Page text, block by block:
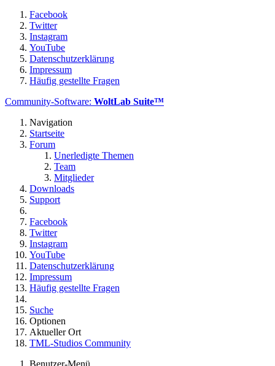
Facebook
Twitter
Instagram
YouTube
Datenschutzerklärung
Impressum
Häufig gestellte Fragen
Community-Software: WoltLab Suite™
Navigation
Startseite
Forum
Unerledigte Themen
Team
Mitglieder
Downloads
Support
Facebook
Twitter
Instagram
YouTube
Datenschutzerklärung
Impressum
Häufig gestellte Fragen
Suche
Optionen
Aktueller Ort
TML-Studios Community